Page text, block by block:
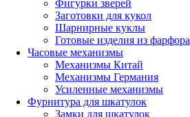
Фигурки зверей
Заготовки для кукол
Шарнирные куклы
Готовые изделия из фарфора
Часовые механизмы
Механизмы Китай
Механизмы Германия
Усиленные механизмы
Фурнитура для шкатулок
Замки для шкатулок